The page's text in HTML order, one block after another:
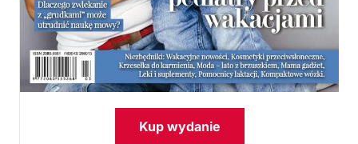
Kup wydanie